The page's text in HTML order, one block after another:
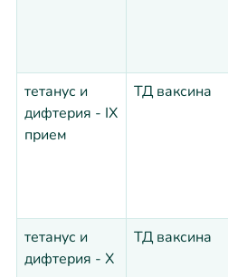
тетанус и
дифтерия - IX
прием
ТД ваксина
тетанус и
дифтерия - X
ТД ваксина